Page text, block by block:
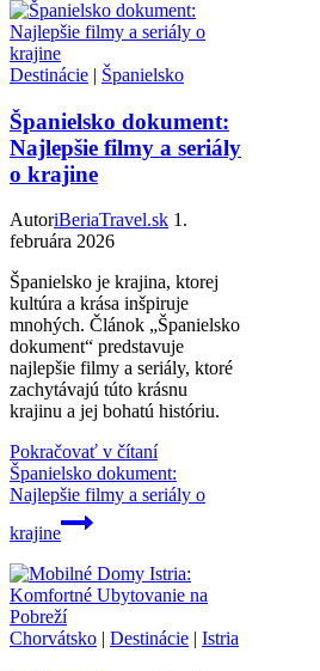
Destinácie | Španielsko
Španielsko dokument:
Najlepšie filmy a seriály
o krajine
AutoriBeriaTravel.sk 1.
februára 2026
Španielsko je krajina, ktorej
kultúra a krása inšpiruje
mnohých. Článok „Španielsko
dokument“ predstavuje
najlepšie filmy a seriály, ktoré
zachytávajú túto krásnu
krajinu a jej bohatú históriu.
Pokračovať v čítaní
Španielsko dokument:
Najlepšie filmy a seriály o
krajine
Chorvátsko | Destinácie | Istria